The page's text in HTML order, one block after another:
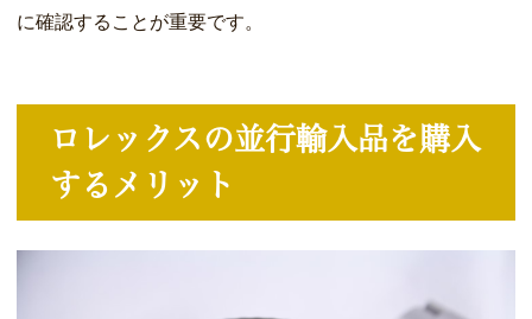
に確認することが重要です。
ロレックスの並行輸入品を購入
するメリット